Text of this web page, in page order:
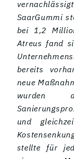
SaarGummi
bei 1,2
Atreus fand
bereits
neue
wurden
und
stellte für